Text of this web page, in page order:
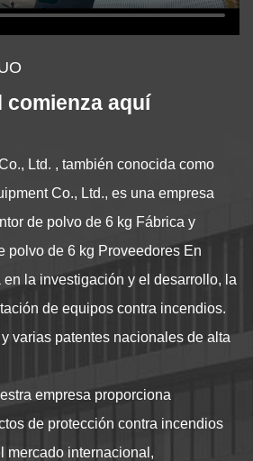
comienza aquí
Ltd. , también conocida como
Co., Ltd., es una empresa
de polvo de 6 kg Fábrica y
polvo de 6 kg Proveedores En
la investigación y el desarrollo, la
de equipos contra incendios.
varias patentes nacionales de alta
empresa proporciona
de protección contra incendios
mercado internacional,